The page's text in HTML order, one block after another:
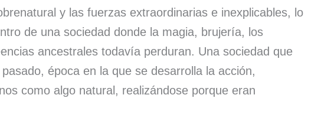
y las fuerzas extraordinarias e inexplicables, lo
de una sociedad donde la magia, brujería, los
ancestrales todavía perduran. Una sociedad que
época en la que se desarrolla la acción,
como algo natural, realizándose porque eran